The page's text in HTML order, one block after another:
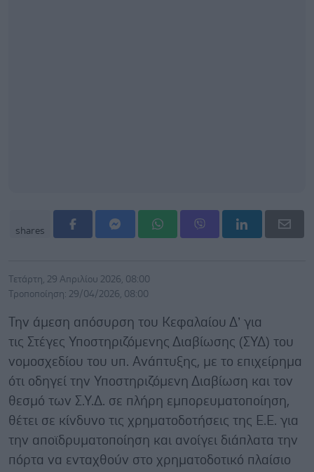
shares
Τετάρτη, 29 Απριλίου 2026, 08:00
Τροποποίηση: 29/04/2026, 08:00
Την άμεση απόσυρση του Κεφαλαίου Δ’ για
τις Στέγες Υποστηριζόμενης Διαβίωσης (ΣΥΔ) του
νομοσχεδίου του υπ. Ανάπτυξης, με το επιχείρημα
ότι οδηγεί την Υποστηριζόμενη Διαβίωση και τον
θεσμό των Σ.Υ.Δ. σε πλήρη εμπορευματοποίηση,
θέτει σε κίνδυνο τις χρηματοδοτήσεις της Ε.Ε. για
την αποϊδρυματοποίηση και ανοίγει διάπλατα την
πόρτα να ενταχθούν στο χρηματοδοτικό πλαίσιο